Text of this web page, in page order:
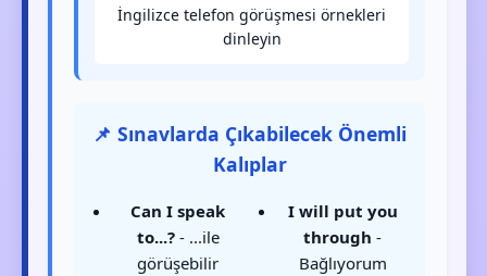
İngilizce telefon görüşmesi örnekleri
dinleyin
📌 Sınavlarda Çıkabilecek Önemli
Kalıplar
Can I speak
to...?- ...ile
görüşebilir
I will put you
through -
Bağlıyorum